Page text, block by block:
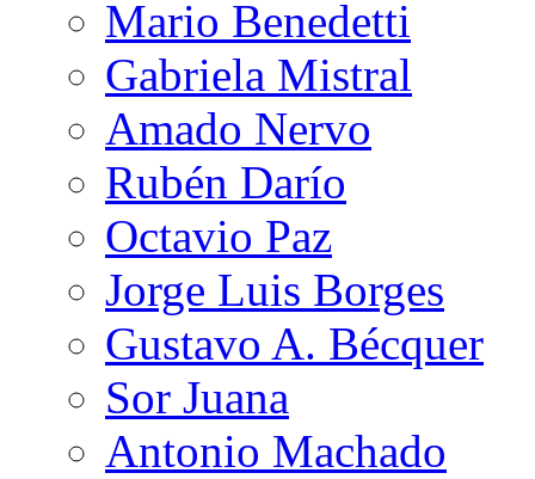
Mario Benedetti
Gabriela Mistral
Amado Nervo
Rubén Darío
Octavio Paz
Jorge Luis Borges
Gustavo A. Bécquer
Sor Juana
Antonio Machado